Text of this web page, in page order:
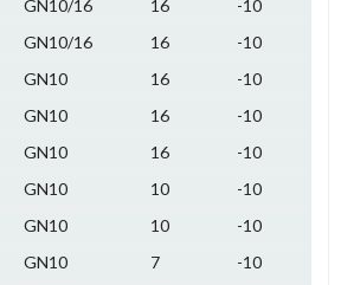
GN10/16 16
-10
GN10/16 16
-10
GN10 16
-10
GN10 16
-10
GN10 16
-10
GN10 10
-10
GN10 10
-10
GN10 7
-10